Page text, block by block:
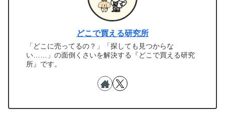
どこで買える研究所
「どこに売ってるの？」「探しても見つからな
い……」の面倒くさいを解決する『どこで買える研究
所』です。